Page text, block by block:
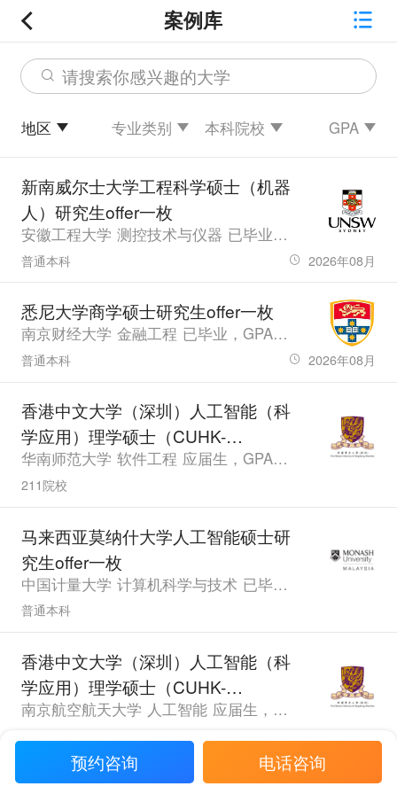
案例库
请搜索你感兴趣的大学
地区 专业类别 本科院校 GPA
新南威尔士大学工程科学硕士（机器
人）研究生offer一枚
安徽工程大学 测控技术与仪器 已毕业，GPA80.79，雅思6.5
普通本科 2026年08月
悉尼大学商学硕士研究生offer一枚
南京财经大学 金融工程 已毕业，GPA3.48，雅思7.5、六级485.0
普通本科 2026年08月
香港中文大学（深圳）人工智能（科
学应用）理学硕士（CUHK-
Shenzhen）研究生offer一枚
华南师范大学 软件工程 应届生，GPA87.4，雅思6.5
211院校
马来西亚莫纳什大学人工智能硕士研
究生offer一枚
中国计量大学 计算机科学与技术 已毕业，GPA79.65，PTE74.0
普通本科
香港中文大学（深圳）人工智能（科
学应用）理学硕士（CUHK-
Shenzhen）研究生offer一枚
南京航空航天大学 人工智能 应届生，GPA3.0，雅思6.5
香港中文大学（深圳）经济学理学硕
预约咨询 电话咨询